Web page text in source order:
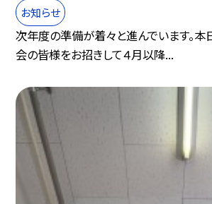
お知らせ
次年度の準備が着々と進んでいます。
会の皆様をお招きして４月以降...